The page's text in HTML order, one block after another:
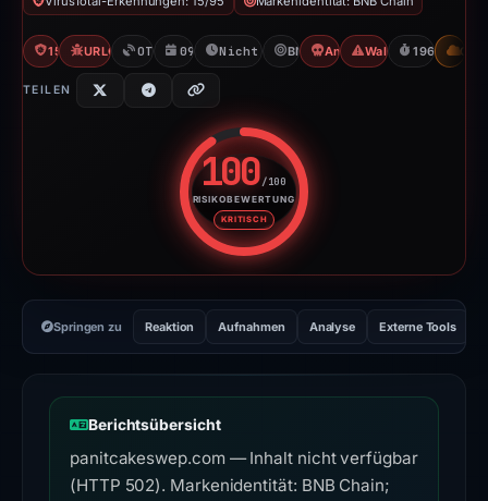
15/95 VTURLQuery: 100 detections
OTX: 15 refs
09.10.2025Nicht verfügbar seit 23.04.2026
BNB ChainAngel Drainer
Wallet/Seed196d toCDN
TEILEN
100/100
RISIKOBEWERTUNG
KRITISCH
Risikobewertung: 100 von
Springen zu Reaktion Aufnahmen Analyse Externe Tools
Berichtsübersicht
panitcakeswep.com — Inhalt nicht verfügbar
(HTTP 502). Markenidentität: BNB Chain;